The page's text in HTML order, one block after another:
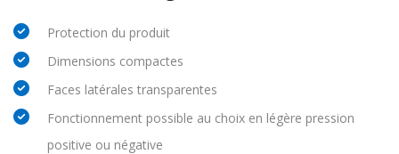
Protection du produit
Dimensions compactes
Faces latérales transparentes
Fonctionnement possible au choix en légère pression
positive ou négative